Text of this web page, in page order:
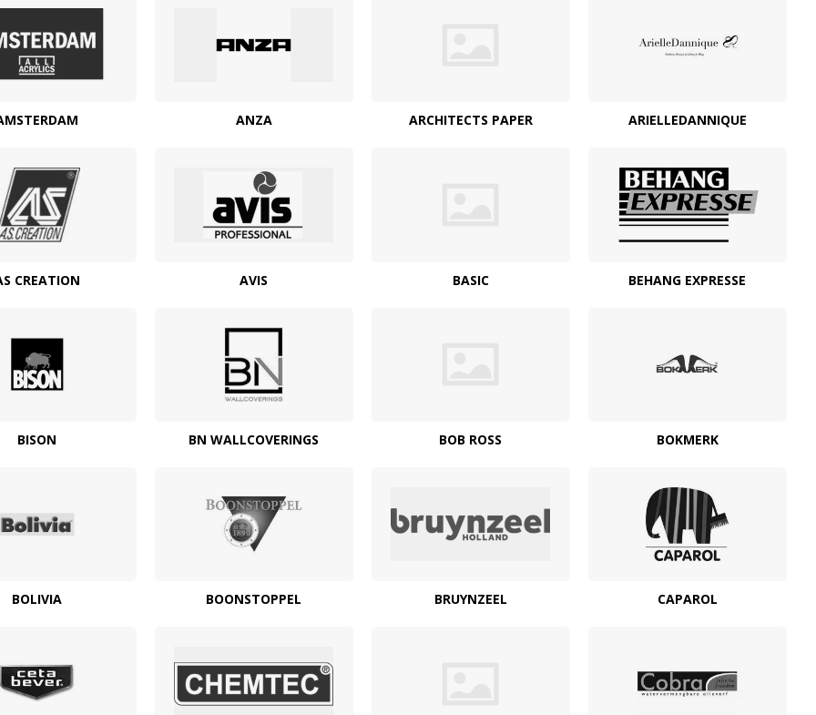
ANZA ARCHITECTS PAPER ARIELLEDANNIQUE
CREATION AVIS BASIC BEHANG EXPRESSE
BISON BN WALLCOVERINGS BOB ROSS BOKMERK
BOLIVIA BOONSTOPPEL BRUYNZEEL CAPAROL